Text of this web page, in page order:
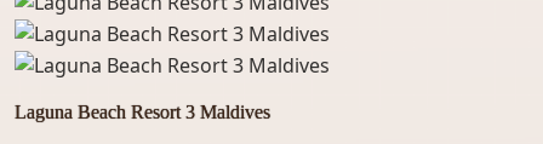
Laguna Beach Resort 3 Maldives